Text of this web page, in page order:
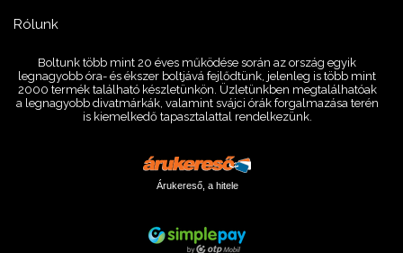
Rólunk
Boltunk több mint 20 éves működése során az ország egyik
legnagyobb óra- és ékszer boltjává fejlődtünk, jelenleg is több mint
2000 termék található készletünkön. Üzletünkben megtalálhatóak
a legnagyobb divatmárkák, valamint svájci órák forgalmazása terén
is kiemelkedő tapasztalattal rendelkezünk.
Árukereső, a hitele